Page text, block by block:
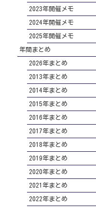
2023年開催メモ
2024年開催メモ
2025年開催メモ
年間まとめ
2026年まとめ
2013年まとめ
2014年まとめ
2015年まとめ
2016年まとめ
2017年まとめ
2018年まとめ
2019年まとめ
2020年まとめ
2021年まとめ
2022年まとめ